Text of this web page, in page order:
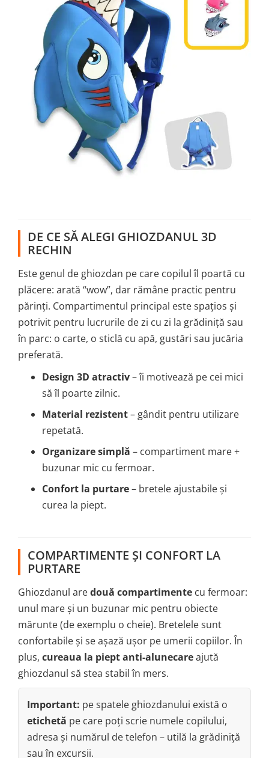
DE CE SĂ ALEGI GHIOZDANUL 3D
RECHIN
Este genul de ghiozdan pe care copilul îl poartă cu
plăcere: arată “wow”, dar rămâne practic pentru
părinți. Compartimentul principal este spațios și
potrivit pentru lucrurile de zi cu zi la grădiniță sau
în parc: o carte, o sticlă cu apă, gustări sau jucăria
preferată.
Design 3D atractiv– îi motivează pe cei mici
să îl poarte zilnic.
Material rezistent– gândit pentru utilizare
repetată.
Organizare simplă – compartiment mare +
buzunar mic cu fermoar.
Confort la purtare– bretele ajustabile și
curea la piept.
COMPARTIMENTE ȘI CONFORT LA
PURTARE
Ghiozdanul aredouă compartimente cu fermoar:
unul mare și un buzunar mic pentru obiecte
mărunte (de exemplu o cheie). Bretelele sunt
confortabile și se așază ușor pe umerii copiilor. În
plus, cureaua la piept anti-alunecareajută
ghiozdanul să stea stabil în mers.
Important: pe spatele ghiozdanului există o
etichetă pe care poți scrie numele copilului,
adresa și numărul de telefon – utilă la grădiniță
sau în excursii.